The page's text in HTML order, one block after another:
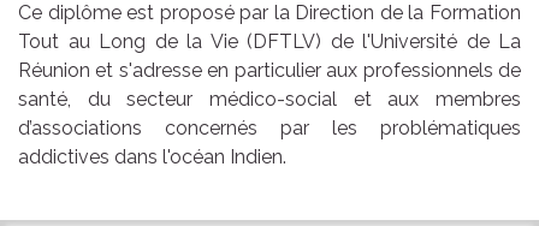
Ce diplôme est proposé par la Direction de la Formation
Tout au Long de la Vie (DFTLV) de l'Université de La
Réunion et s'adresse en particulier aux professionnels de
santé, du secteur médico-social et aux membres
d’associations concernés par les problématiques
addictives dans l'océan Indien.